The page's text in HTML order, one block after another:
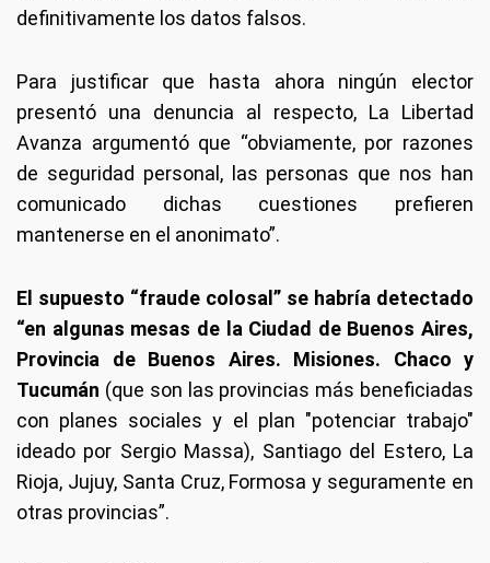
definitivamente los datos falsos.
Para justificar que hasta ahora ningún elector
presentó una denuncia al respecto, La Libertad
Avanza argumentó que “obviamente, por razones
de seguridad personal, las personas que nos han
comunicado dichas cuestiones prefieren
mantenerse en el anonimato”.
El supuesto “fraude colosal” se habría detectado
“en algunas mesas de la Ciudad de Buenos Aires,
Provincia de Buenos Aires. Misiones. Chaco y
Tucumán (que son las provincias más beneficiadas
con planes sociales y el plan "potenciar trabajo"
ideado por Sergio Massa), Santiago del Estero, La
Rioja, Jujuy, Santa Cruz, Formosa y seguramente en
otras provincias”.